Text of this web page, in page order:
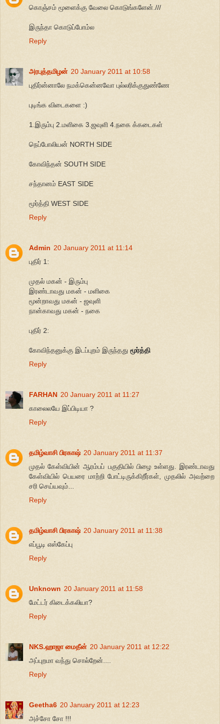
கொஞ்சம் மூளைக்கு வேலை கொடுங்களேன்.///
இருந்தா கொடுப்போம்ல
Reply
அரபுத்தமிழன் 20 January 2011 at 10:58
புதிர்ன்னாலே நமக்கென்னவோ புல்லரிக்குதுண்ணே
புடிங்க விடைகளை :)
1.இரும்பு 2.மளிகை 3.ஜவுளி 4.நகை க்கடைகள்
நெப்போலியன் NORTH SIDE
கோவிந்தன் SOUTH SIDE
சந்தானம் EAST SIDE
மூர்த்தி WEST SIDE
Reply
Admin 20 January 2011 at 11:14
புதிர் 1:
முதல் மகன் - இரும்பு
இரண்டாவது மகன் - மளிகை
மூன்றாவது மகன் - ஜவுளி
நான்காவது மகன் - நகை
புதிர் 2:
கோவிந்தனுக்கு இடப்புறம் இருந்தது மூர்த்தி
Reply
FARHAN 20 January 2011 at 11:27
காலைலயே இப்பிடியா ?
Reply
தமிழ்வாசி பிரகாஷ் 20 January 2011 at 11:37
முதல் கேள்வியின் ஆரம்பப் பகுதியில் பிழை உள்ளது. இரண்டாவது
கேள்வியில் பெயரை மாற்றி போட்டிருக்கிறீர்கள், முதலில் அவற்றை
சரி செய்யவும்...
Reply
தமிழ்வாசி பிரகாஷ் 20 January 2011 at 11:38
எப்பூடி எஸ்கேப்பு
Reply
Unknown 20 January 2011 at 11:58
மேட்டர் கிடைக்கலியா?
Reply
NKS.ஹாஜா மைதீன் 20 January 2011 at 12:22
அப்புறமா வந்து சொல்றேன்....
Reply
Geetha6 20 January 2011 at 12:23
அச்சோ சோ !!!